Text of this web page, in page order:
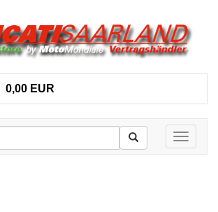
0,00 EUR
Toggle